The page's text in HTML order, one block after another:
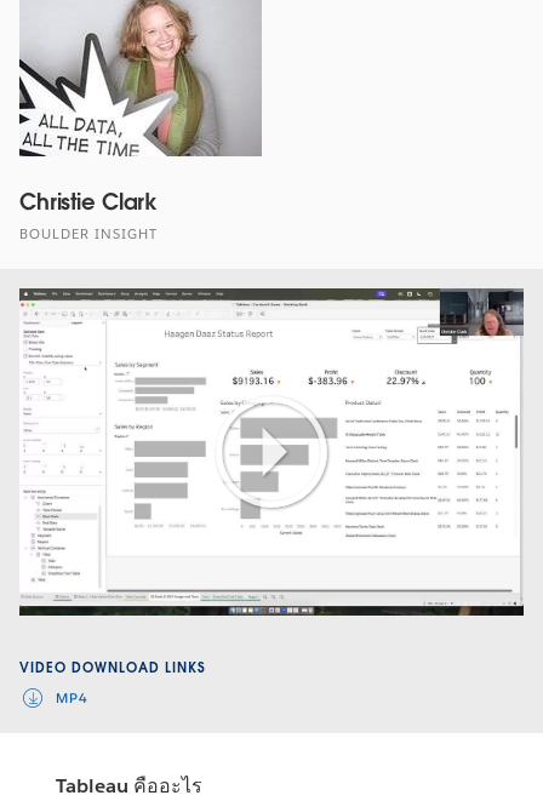
Christie Clark
BOULDER INSIGHT
Play
Video
VIDEO DOWNLOAD LINKS
MP4
Tableau คืออะไร